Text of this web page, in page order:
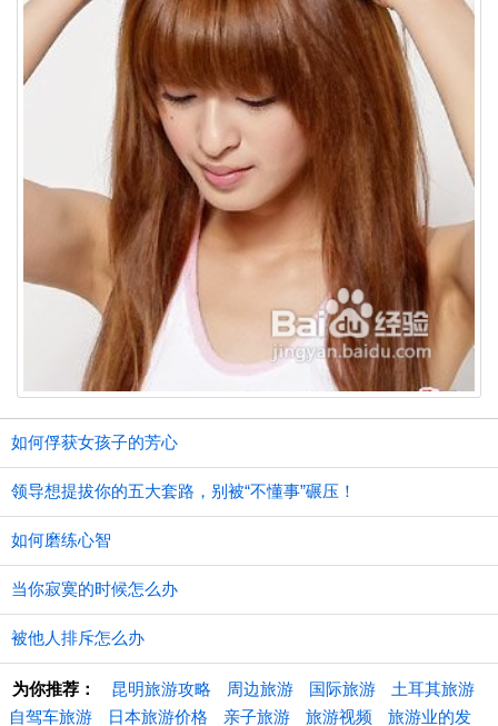
如何俘获女孩子的芳心
领导想提拔你的五大套路，别被“不懂事”碾压！
如何磨练心智
当你寂寞的时候怎么办
被他人排斥怎么办
为你推荐： 昆明旅游攻略 周边旅游 国际旅游
土耳其旅游
自驾车旅游
日本旅游价格 亲子旅游 旅游视频 旅游业的发